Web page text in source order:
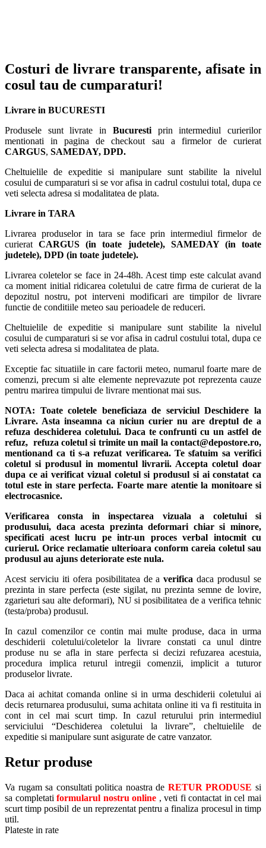
Costuri de livrare transparente, afisate in
cosul tau de cumparaturi!
Livrare in BUCURESTI
Produsele sunt livrate in Bucurestiprin intermediul curierilor
mentionati in pagina de checkout sau a firmelor de curierat
CARGUS, SAMEDAY, DPD.
Cheltuielile de expeditie si manipulare sunt stabilite la nivelul
cosului de cumparaturi si se vor afisa in cadrul costului total, dupa ce
veti selecta adresa si modalitatea de plata.
Livrare in TARA
Livrarea produselor in tara se face prin intermediul firmelor de
curieratCARGUS (in toate judetele),
SAMEDAY (in toate
judetele), DPD (in toate judetele).
Livrarea coletelor se face in 24-48h. Acest timp este calculat avand
ca moment initial ridicarea coletului de catre firma de curierat de la
depozitul nostru, pot interveni modificari are timpilor de livrare
functie de conditiile meteo sau perioadele de reduceri.
Cheltuielile de expeditie si manipulare sunt stabilite la nivelul
cosului de cumparaturi si se vor afisa in cadrul costului total, dupa ce
veti selecta adresa si modalitatea de plata.
Exceptie fac situatiile in care factorii meteo, numarul foarte mare de
comenzi, precum si alte elemente neprevazute pot reprezenta cauze
pentru marirea timpului de livrare mentionat mai sus.
NOTA: Toate coletele beneficiaza de serviciul Deschidere la
Livrare. Asta inseamna ca niciun curier nu are dreptul de a
refuza deschiderea coletului. Daca te confrunti cu un astfel de
refuz, refuza coletul si trimite un mail la contact@depostore.ro,
mentionand ca ti s-a refuzat verificarea. Te sfatuim sa verifici
coletul si produsul in momentul livrarii. Accepta coletul doar
dupa ce ai verificat vizual coletul si produsul si ai constatat ca
totul este in stare perfecta. Foarte mare atentie la monitoare si
electrocasnice.
Verificarea consta in inspectarea vizuala a coletului si
produsului, daca acesta prezinta deformari chiar si minore,
specificati acest lucru pe intr-un proces verbal intocmit cu
curierul. Orice reclamatie ulterioara conform careia coletul sau
produsul au ajuns deteriorate este nula.
Acest serviciu iti ofera posibilitatea de averifica daca produsul se
prezinta in stare perfecta (este sigilat, nu prezinta semne de lovire,
zgarieturi sau alte deformari), NU si posibilitatea de a verifica tehnic
(testa/proba) produsul.
In cazul comenzilor ce contin mai multe produse, daca in urma
deschiderii coletului/coletelor la livrare constati ca unul dintre
produse nu se afla in stare perfecta si decizi refuzarea acestuia,
procedura implica returul intregii comenzii, implicit a tuturor
produselor livrate.
Daca ai achitat comanda online si in urma deschiderii coletului ai
decis returnarea produsului, suma achitata online iti va fi restituita in
cont in cel mai scurt timp. In cazul returului prin intermediul
serviciului “Deschiderea coletului la livrare”, cheltuielile de
expeditie si manipulare sunt asigurate de catre vanzator.
Retur produse
Va rugam sa consultati politica noastra de RETUR PRODUSE si
sa completatiformularul nostru online , veti fi contactat in cel mai
scurt timp posibil de un reprezentat pentru a finaliza procesul in timp
util.
Plateste in rate